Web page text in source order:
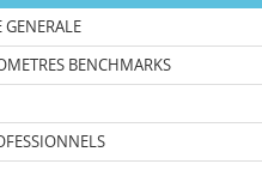
GENERALE
BENCHMARKS